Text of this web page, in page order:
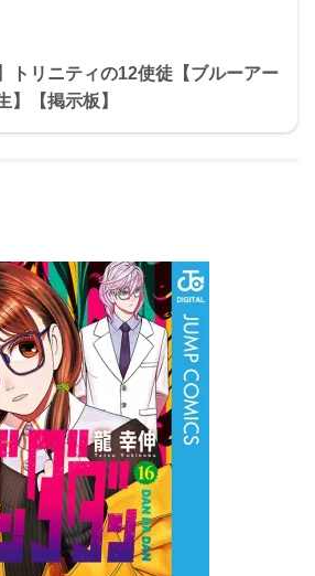
トリニティの12使徒【ブルーアー
】【掲示板】